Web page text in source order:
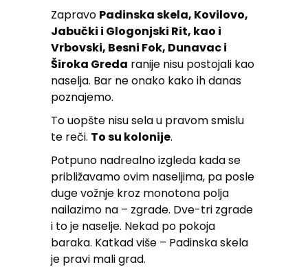
Zapravo Padinska skela, Kovilovo,
Jabučki i Glogonjski Rit, kao i
Vrbovski, Besni Fok, Dunavac i
Široka Greda ranije nisu postojali kao
naselja. Bar ne onako kako ih danas
poznajemo.
To uopšte nisu sela u pravom smislu
te reči. To su kolonije.
Potpuno nadrealno izgleda kada se
približavamo ovim naseljima, pa posle
duge vožnje kroz monotona polja
nailazimo na – zgrade. Dve-tri zgrade
i to je naselje. Nekad po pokoja
baraka. Katkad više – Padinska skela
je pravi mali grad.